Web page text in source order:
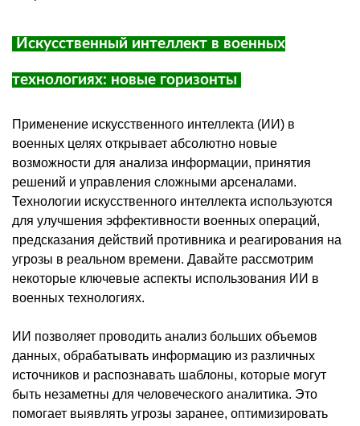
Искусственный интеллект в военных
технологиях: новые горизонты
Применение искусственного интеллекта (ИИ) в
военных целях открывает абсолютно новые
возможности для анализа информации, принятия
решений и управления сложными арсеналами.
Технологии искусственного интеллекта используются
для улучшения эффективности военных операций,
предсказания действий противника и реагирования на
угрозы в реальном времени. Давайте рассмотрим
некоторые ключевые аспекты использования ИИ в
военных технологиях.
ИИ позволяет проводить анализ больших объемов
данных, обрабатывать информацию из различных
источников и распознавать шаблоны, которые могут
быть незаметны для человеческого аналитика. Это
помогает выявлять угрозы заранее, оптимизировать